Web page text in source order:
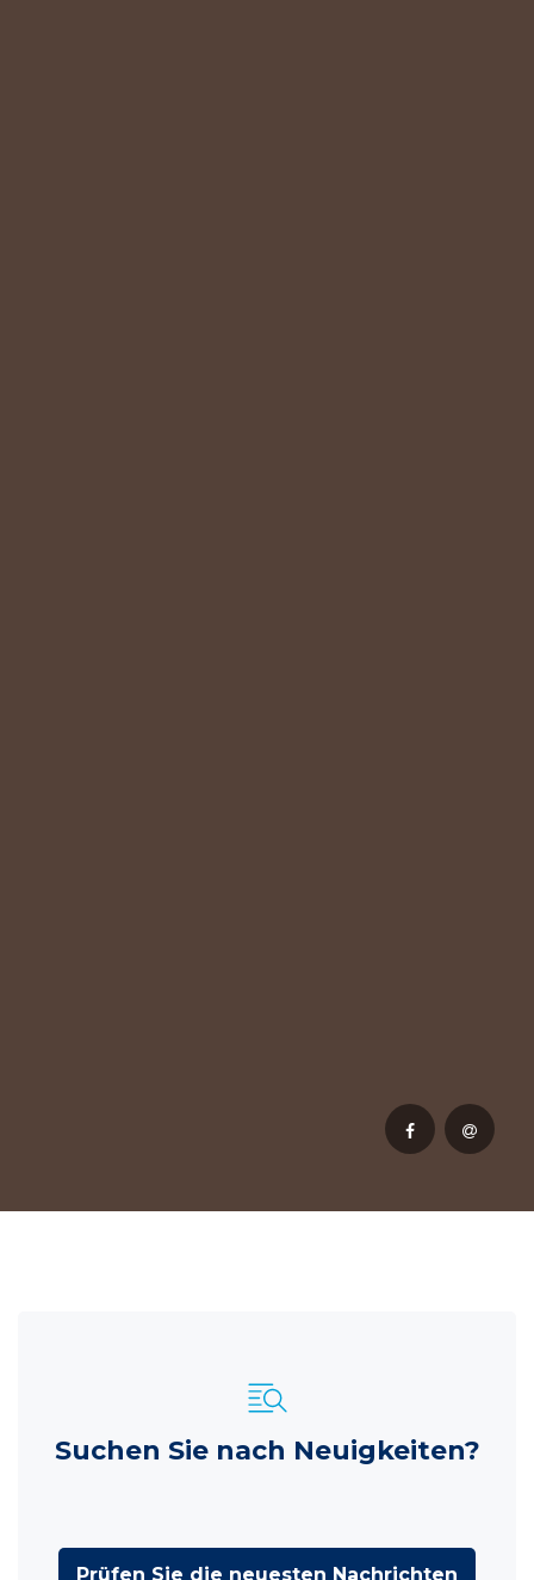
Suchen Sie nach Neuigkeiten?
Prüfen Sie die neuesten Nachrichten